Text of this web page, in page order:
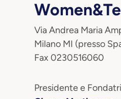
Via Andrea Maria
Milano MI (presso
Fax 0230516060
Presidente e